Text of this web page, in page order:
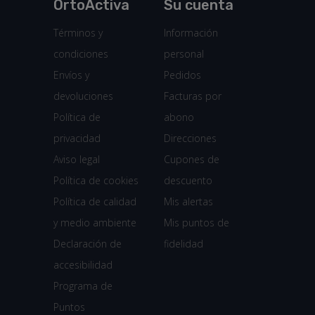
OrtoActiva
Términos y
condiciones
Envíos y
devoluciones
Política de
privacidad
Aviso legal
Política de cookies
Política de calidad
y medio ambiente
Declaración de
accesibilidad
Programa de
Puntos
Su cuenta
Información
personal
Pedidos
Facturas por
abono
Direcciones
Cupones de
descuento
Mis alertas
Mis puntos de
fidelidad